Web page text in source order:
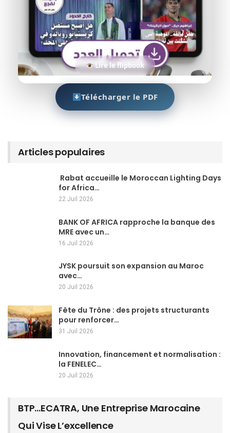
Lire le flipbook
Télécharger le PDF
Articles populaires
Rabat accueille le Moroccan Lighting Days
for Africa…
22 Juil 2026
BANK OF AFRICA rapproche la banque des
MRE avec un…
16 Juil 2026
JYSK poursuit son expansion au Maroc
avec…
20 Juil 2026
Fête du Trône : des projets structurants
pour renforcer…
31 Juil 2026
Innovation, financement et normalisation :
la FENELEC…
20 Juil 2026
BTP…ECATRA, Une Entreprise Marocaine
Qui Vise L’excellence